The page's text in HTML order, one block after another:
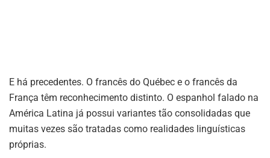
E há precedentes. O francês do Québec e o francês da
França têm reconhecimento distinto. O espanhol falado na
América Latina já possui variantes tão consolidadas que
muitas vezes são tratadas como realidades linguísticas
próprias.